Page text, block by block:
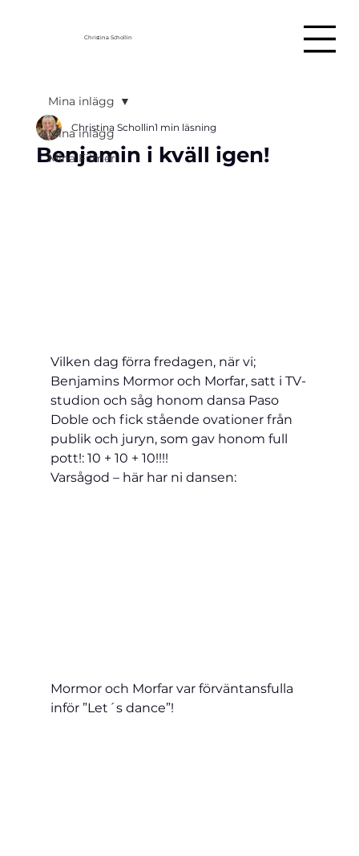
Christina Schollin
Mina inlägg
Mina Filmer
Mina inlägg
Benjamin i kväll igen!
Christina Schollin1 min läsning
Vilken dag förra fredagen, när vi;
Benjamins Mormor och Morfar, satt i TV-
studion och såg honom dansa Paso
Doble och fick stående ovationer från
publik och juryn, som gav honom full
pott!: 10 + 10 + 10!!!!
Varsågod – här har ni dansen:
Mormor och Morfar var förväntansfulla
inför ”Let´s dance”!